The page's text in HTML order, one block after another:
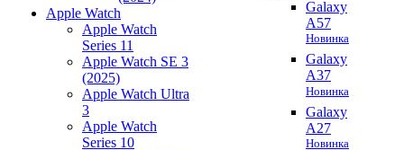
Apple Watch
Apple Watch
Series 11
Apple Watch SE 3
(2025)
Apple Watch Ultra
3
Apple Watch
Series 10
Galaxy
A57
Новинка
Galaxy
A37
Новинка
Galaxy
A27
Новинка